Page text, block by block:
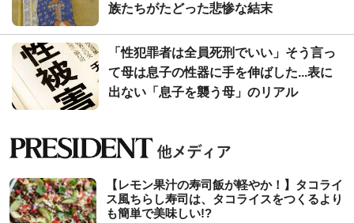
族たちがたどった悲惨な結末
「性犯罪者は全員死刑でいい」そう言っ
て母は息子の性器に手を伸ばした...表に
出ない「息子を襲う母」のリアル
【レモン果汁の寿司飯が軽やか！】タコライ
ス風ちらし寿司は、タコライスをつくるより
も簡単で美味しい!?